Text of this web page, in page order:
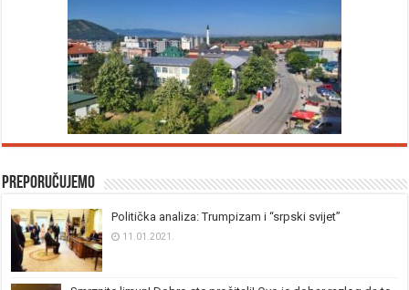
Preporučujemo
Politička analiza: Trumpizam i “srpski svijet”
11.01.2021.